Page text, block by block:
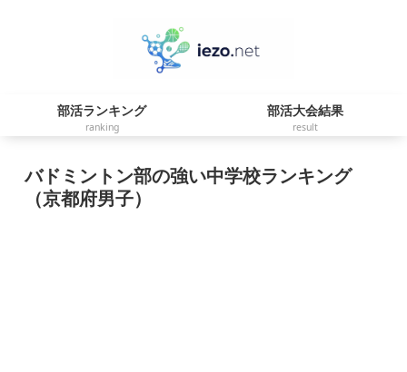
部活ランキング
ranking
部活大会結果
result
バドミントン部の強い中学校ランキング
（京都府男子）